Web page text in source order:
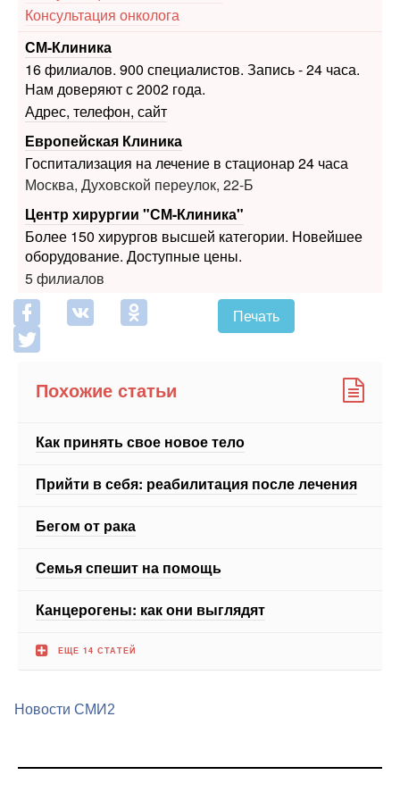
16 филиалов. 900 специалистов. Запись - 24 часа.
Адрес, телефон, сайт
Европейская Клиника
Госпитализация на лечение в стационар 24 часа
Москва, Духовской переулок, 22-Б
Центр хирургии "СМ-Клиника"
Более 150 хирургов высшей категории. Новейшее
5 филиалов
Печать
Похожие статьи
Как принять свое новое тело
Бегом от рака
Новости СМИ2
Москва, Лихов переулок дом 3, стр.2, помещение 2